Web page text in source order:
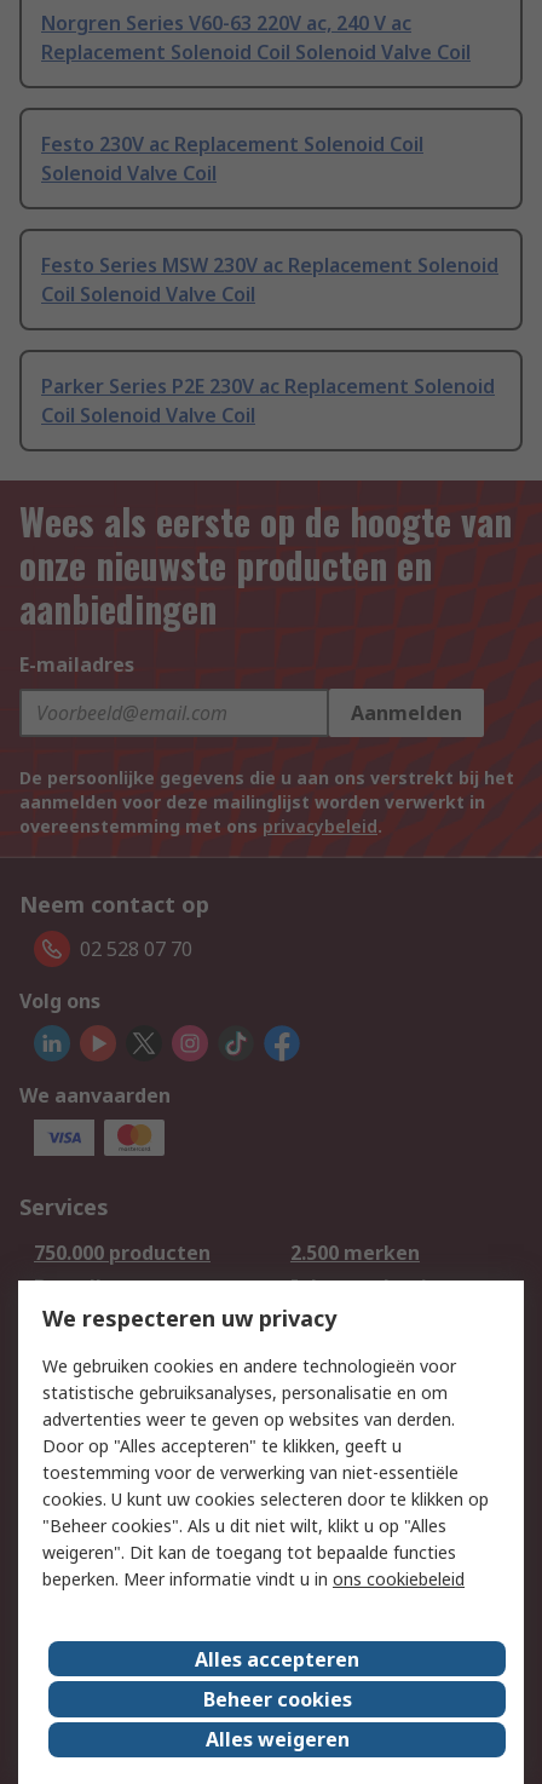
Norgren Series V60-63 220V ac, 240 V ac
Replacement Solenoid Coil Solenoid Valve Coil
Festo 230V ac Replacement Solenoid Coil
Solenoid Valve Coil
Festo Series MSW 230V ac Replacement Solenoid
Coil Solenoid Valve Coil
Parker Series P2E 230V ac Replacement Solenoid
Coil Solenoid Valve Coil
Wees als eerste op de hoogte van
onze nieuwste producten en
aanbiedingen
E-mailadres
Aanmelden
De persoonlijke gegevens die u aan ons verstrekt bij het
aanmelden voor deze mailinglijst worden verwerkt in
overeenstemming met ons privacybeleid.
Neem contact op
02 528 07 70
Volg ons
We aanvaarden
Services
750.000 producten
2.500 merken
Bestellen
Inkoopoplossingen
Retouren
Technisch advies
Track & Trace
Wettelijk
Cookiebeleid
Email veiligheid
Privacybeleid -
Bijgewerkt
Websitevoorwaarden
Algemene
verkoopvoorwaarden
Over RS
RS Group
Over ons
RS wereldwijd
Werken bij RS
ESG
We respecteren uw privacy
We gebruiken cookies en andere technologieën voor
statistische gebruiksanalyses, personalisatie en om
advertenties weer te geven op websites van derden.
Door op "Alles accepteren" te klikken, geeft u
toestemming voor de verwerking van niet-essentiële
cookies. U kunt uw cookies selecteren door te klikken op
"Beheer cookies". Als u dit niet wilt, klikt u op "Alles
weigeren". Dit kan de toegang tot bepaalde functies
beperken. Meer informatie vindt u in ons cookiebeleid
Alles accepteren
Beheer cookies
Alles weigeren